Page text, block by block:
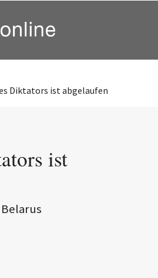
Diktators ist abgelaufen
ist